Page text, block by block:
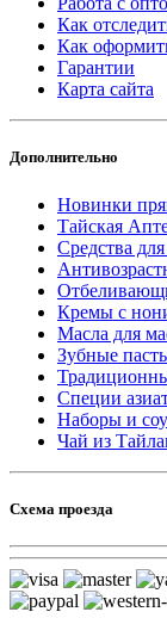
Как
Как
Гарантии
Карта сайта
Дополнительно
Новинки
Тайская
Средства
Кремы с
Масла для
Зубные
Специи
Наборы и
Чай из
Схема проезда